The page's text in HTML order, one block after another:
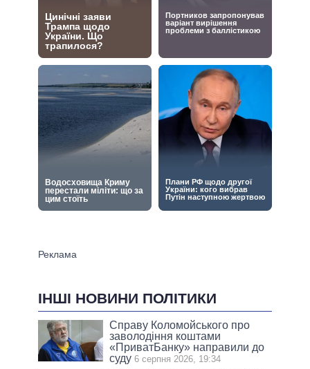
ІНШІ НОВИНИ ПОЛІТИКИ
Справу Коломойського про
заволодіння коштами
«ПриватБанку» направили до
суду 6 серпня 2026, 19:34